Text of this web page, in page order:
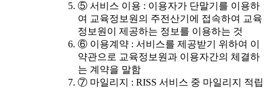
⑤ 서비스 이용 : 이용자가 단말기를 이용하
여 교육정보원의 주전산기에 접속하여 교육
정보원이 제공하는 정보를 이용하는 것
⑥ 이용계약 : 서비스를 제공받기 위하여 이
약관으로 교육정보원과 이용자간의 체결하
는 계약을 말함
⑦ 마일리지 : RISS 서비스 중 마일리지 적립